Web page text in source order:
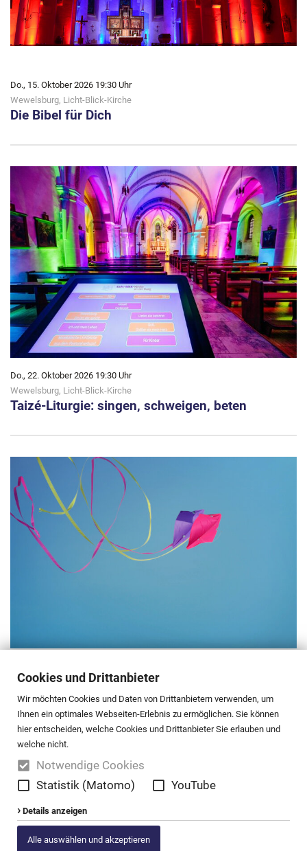
Cookies und Drittanbieter
Wir möchten Cookies und Daten von Drittanbietern verwenden, um
Ihnen ein optimales Webseiten-Erlebnis zu ermöglichen. Sie können
hier entscheiden, welche Cookies und Drittanbieter Sie erlauben und
welche nicht.
Notwendige Cookies
Statistik (Matomo)
YouTube
Details anzeigen
Alle auswählen und akzeptieren
Do., 15. Oktober 2026 19:30 Uhr
Wewelsburg, Licht-Blick-Kirche
Die Bibel für Dich
Do., 22. Oktober 2026 19:30 Uhr
Wewelsburg, Licht-Blick-Kirche
Taizé-Liturgie: singen, schweigen, beten
Büren, Pfarrheim
Atempause für Trauernde